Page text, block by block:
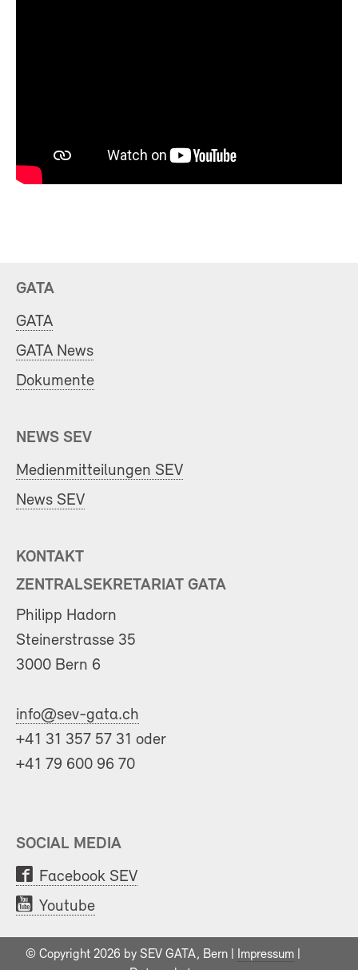
GATA
GATA
GATA News
Dokumente
NEWS SEV
Medienmitteilungen SEV
News SEV
KONTAKT
ZENTRALSEKRETARIAT GATA
Philipp Hadorn
Steinerstrasse 35
3000 Bern 6
info@sev-gata.ch
+41 31 357 57 31 oder
+41 79 600 96 70
SOCIAL MEDIA
Facebook SEV
Youtube
© Copyright 2026 by SEV GATA, Bern | Impressum